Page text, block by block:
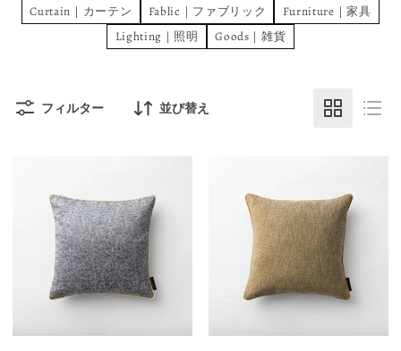
t
る
Curtain｜カーテン Fablic｜ファブリック
Furniture｜家具
Lighting｜照明
Goods｜雑貨
フィルター 並び替え